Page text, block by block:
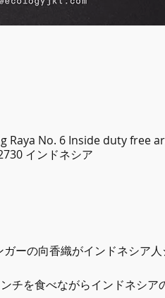
Raya No. 6 Inside duty free
インドネシア
ガーの向香織がインドネシア
チを食べながらインドネシ